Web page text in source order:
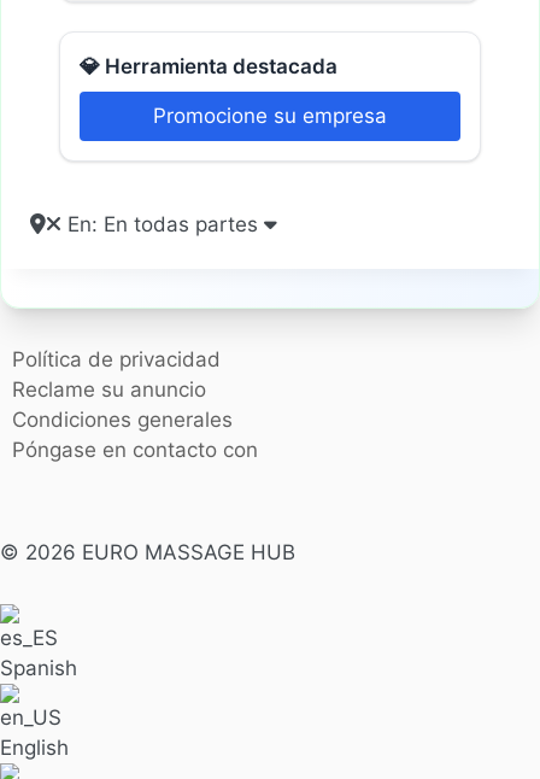
💎 Herramienta destacada
Promocione su empresa
En: En todas partes
Política de privacidad
Reclame su anuncio
Condiciones generales
Póngase en contacto con
© 2026 EURO MASSAGE HUB
Spanish
English